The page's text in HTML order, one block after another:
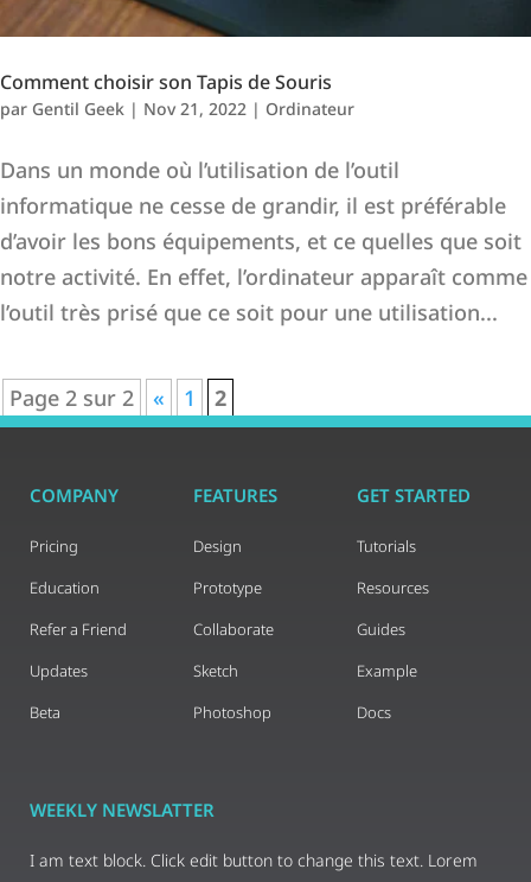
Comment choisir son Tapis de Souris
par Gentil Geek | Nov 21, 2022 | Ordinateur
Dans un monde où l’utilisation de l’outil
informatique ne cesse de grandir, il est préférable
d’avoir les bons équipements, et ce quelles que soit
notre activité. En effet, l’ordinateur apparaît comme
l’outil très prisé que ce soit pour une utilisation...
Page 2 sur 2 « 1 2
COMPANY
Pricing
Education
Refer a Friend
Updates
Beta
FEATURES
Design
Prototype
Collaborate
Sketch
Photoshop
GET STARTED
Tutorials
Resources
Guides
Example
Docs
WEEKLY NEWSLATTER
I am text block. Click edit button to change this text. Lorem